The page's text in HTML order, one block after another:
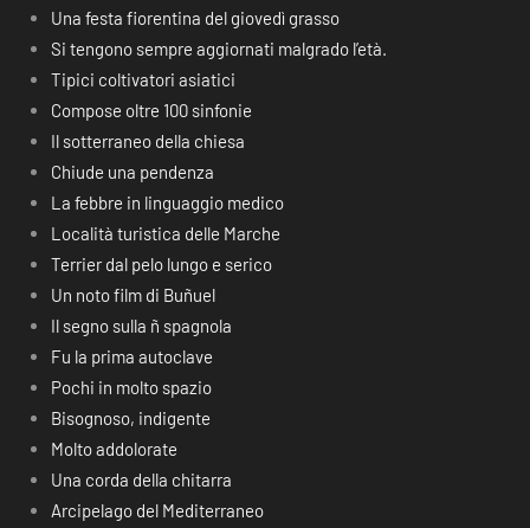
Una festa fiorentina del giovedì grasso
Si tengono sempre aggiornati malgrado l’età.
Tipici coltivatori asiatici
Compose oltre 100 sinfonie
Il sotterraneo della chiesa
Chiude una pendenza
La febbre in linguaggio medico
Località turistica delle Marche
Terrier dal pelo lungo e serico
Un noto film di Buñuel
Il segno sulla ñ spagnola
Fu la prima autoclave
Pochi in molto spazio
Bisognoso, indigente
Molto addolorate
Una corda della chitarra
Arcipelago del Mediterraneo